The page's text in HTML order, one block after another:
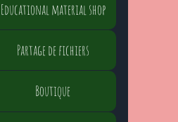
Educational material shop
Partage de fichiers
Boutique